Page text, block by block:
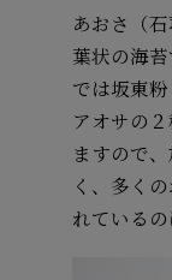
あおさ（
葉状の海
では坂東
アオサの
ますので
く、多く
れているの